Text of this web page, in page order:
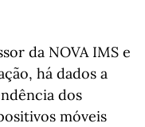
da NOVA IMS e
há dados a
dos
móveis